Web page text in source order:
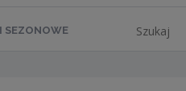
SEZONOWE